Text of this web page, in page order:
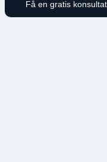
Få en gratis